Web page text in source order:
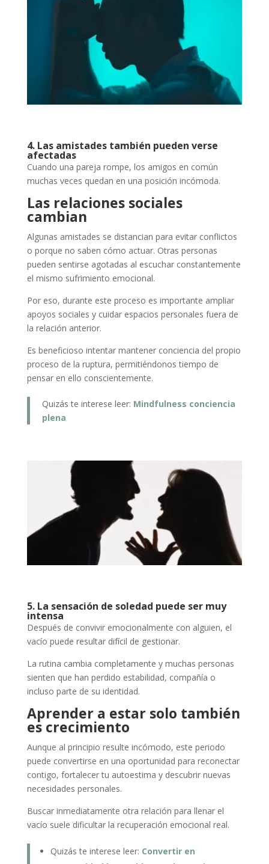
4. Las amistades también pueden verse
afectadas
Cuando una pareja rompe, los amigos en común
muchas veces quedan en una posición incómoda.
Las relaciones sociales
cambian
Algunas amistades se distancian para evitar conflictos
o porque no saben cómo actuar. Otras personas
pueden sentirse agotadas al escuchar constantemente
el mismo sufrimiento emocional.
Por eso, durante este proceso es importante ampliar
apoyos sociales y cuidar espacios personales fuera de
la relación anterior.
Es beneficioso intentar mantener conciencia del propio
proceso de la ruptura, permitiéndonos tiempo de
pensar en ello conscientemente.
Quizás te interese leer: Mindfulness conciencia
plena
5. La sensación de soledad puede ser muy
intensa
Después de convivir emocionalmente con alguien, el
vacío puede resultar difícil de gestionar.
La rutina cambia completamente y muchas personas
sienten que han perdido estabilidad, compañía o
incluso parte de su identidad.
Aprender a estar solo también
es crecimiento
Aunque al principio resulte incómodo, este periodo
puede convertirse en una oportunidad para reconectar
contigo, fortalecer tu autoestima y descubrir nuevas
necesidades personales.
Buscar inmediatamente otra relación para llenar el
vacío suele dificultar la recuperación emocional real.
Quizás te interese leer: Convertir en